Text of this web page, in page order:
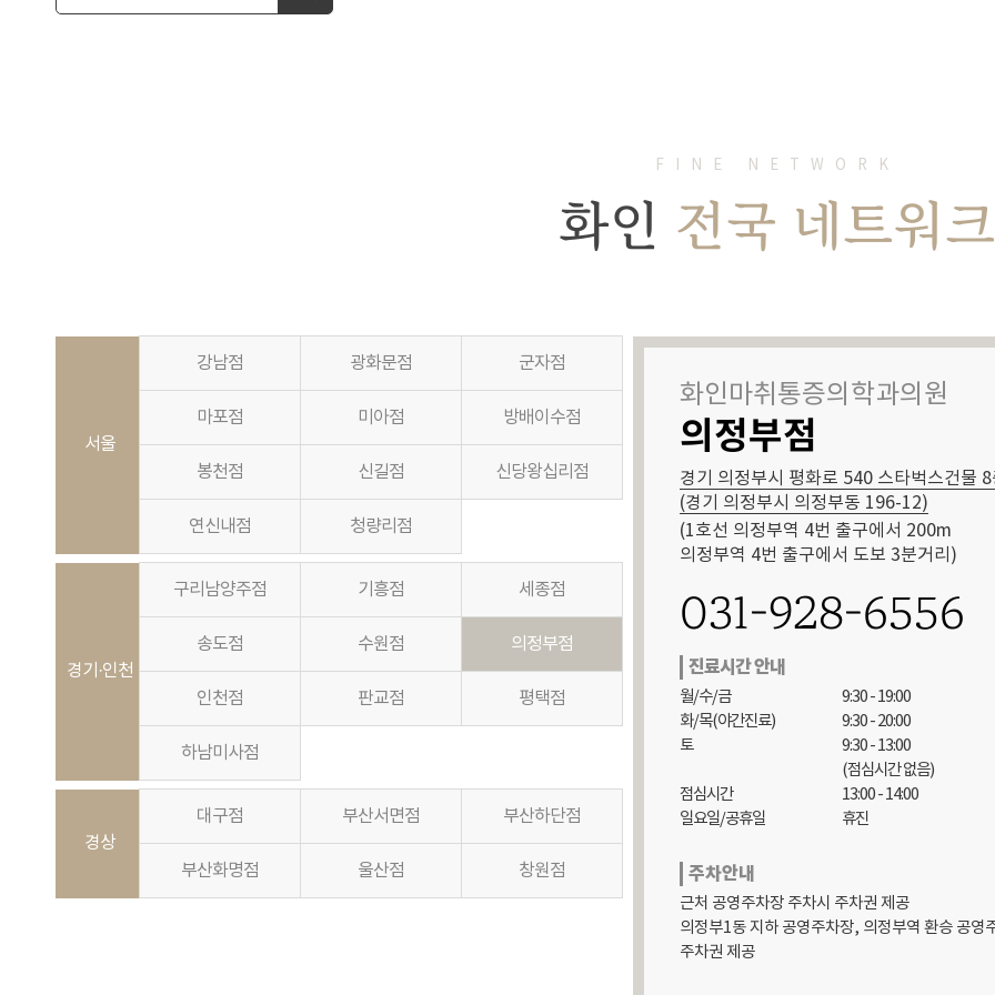
FINE NETWORK
화인 전국 네트워크
서울
강남점 광화문점 군자점
마포점 미아점 방배이수점
봉천점 신길점 신당왕십리점
연신내점 청량리점
경기·인천
구리남양주점 기흥점 세종점
송도점 수원점 의정부점
인천점 판교점 평택점
하남미사점
경상
대구점 부산서면점 부산하단점
부산화명점 울산점 창원점
화인마취통증의학과의원
의정부점
경기 의정부시 평화로 540 스타벅스건물 8
(경기 의정부시 의정부동 196-12)
(1호선 의정부역 4번 출구에서 200m
의정부역 4번 출구에서 도보 3분거리)
031-928-6556
진료시간 안내
월/수/금
화/목(야간진료)
토
점심시간
일요일/공휴일
9:30 - 19:00
9:30 - 20:00
9:30 - 13:00
(점심시간 없음)
13:00 - 14:00
휴진
주차안내
근처 공영주차장 주차시 주차권 제공
의정부1동 지하 공영주차장, 의정부역 환승 공영
주차권 제공